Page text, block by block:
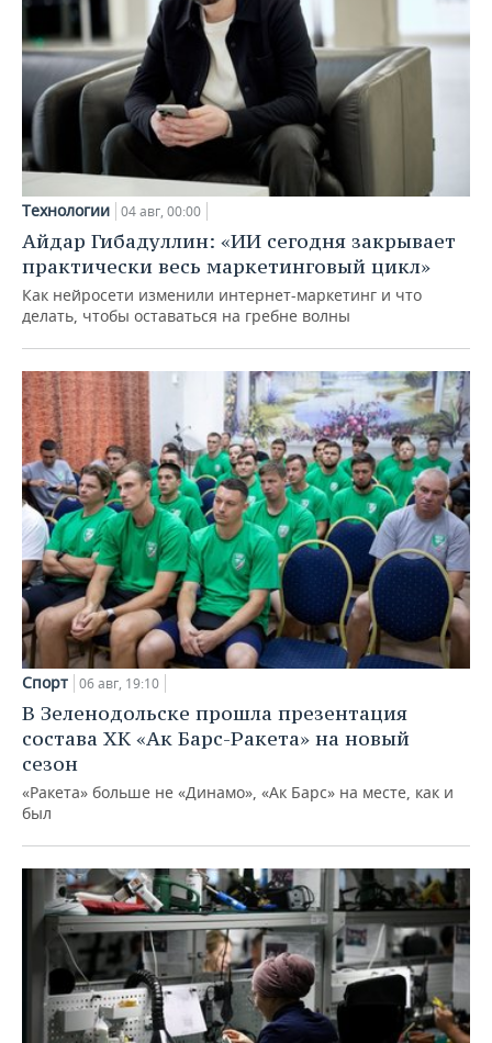
Технологии 04 авг, 00:00
Айдар Гибадуллин: «ИИ сегодня закрывает
практически весь маркетинговый цикл»
Как нейросети изменили интернет-маркетинг и что
делать, чтобы оставаться на гребне волны
Спорт 06 авг, 19:10
В Зеленодольске прошла презентация
состава ХК «Ак Барс-Ракета» на новый
сезон
«Ракета» больше не «Динамо», «Ак Барс» на месте, как и
был